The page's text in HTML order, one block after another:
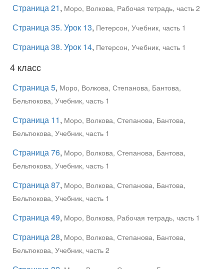
Страница 21, Моро, Волкова, Рабочая тетрадь, часть 2
Страница 35. Урок 13, Петерсон, Учебник, часть 1
Страница 38. Урок 14, Петерсон, Учебник, часть 1
4 класс
Страница 5, Моро, Волкова, Степанова, Бантова,
Бельтюкова, Учебник, часть 1
Страница 11, Моро, Волкова, Степанова, Бантова,
Бельтюкова, Учебник, часть 1
Страница 76, Моро, Волкова, Степанова, Бантова,
Бельтюкова, Учебник, часть 1
Страница 87, Моро, Волкова, Степанова, Бантова,
Бельтюкова, Учебник, часть 1
Страница 49, Моро, Волкова, Рабочая тетрадь, часть 1
Страница 28, Моро, Волкова, Степанова, Бантова,
Бельтюкова, Учебник, часть 2